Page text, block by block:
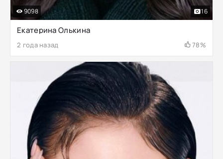
Екатерина Олькина
2 года назад 78%
9098 16